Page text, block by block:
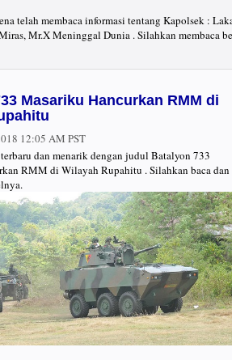
telah membaca informasi tentang Kapolsek :
Mr.X Meninggal Dunia . Silahkan membaca
Masariku Hancurkan RMM di
12:05 AM PST
dan menarik dengan judul Batalyon 733
RMM di Wilayah Rupahitu . Silahkan baca dan